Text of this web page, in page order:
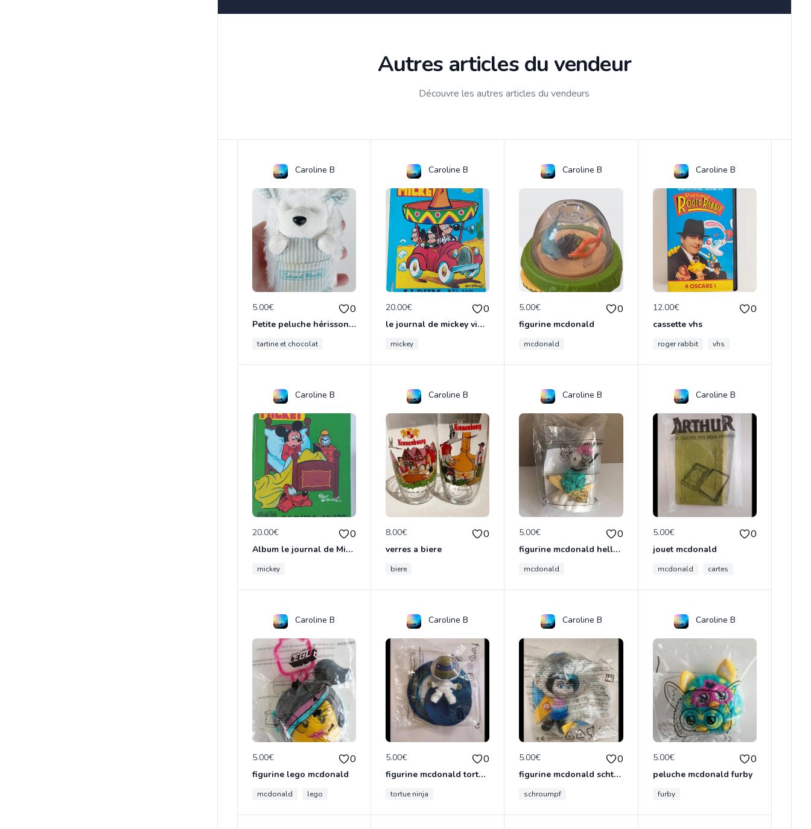
Autres articles du vendeur
Découvre les autres articles du vendeurs
Caroline B
5.00€ 0
Petite peluche hérisson vintage tartine et chocolat
tartine et chocolat
Caroline B
20.00€ 0
le journal de mickey vintage
mickey
Caroline B
5.00€ 0
figurine mcdonald
mcdonald
Caroline B
12.00€ 0
cassette vhs
roger rabbit vhs
Caroline B
20.00€ 0
Album le journal de Mickey vintage ancien
mickey
Caroline B
8.00€ 0
verres a biere
biere
Caroline B
5.00€ 0
figurine mcdonald hello kitty
mcdonald
Caroline B
5.00€ 0
jouet mcdonald
mcdonald cartes
Caroline B
5.00€ 0
figurine lego mcdonald
mcdonald lego
Caroline B
5.00€ 0
figurine mcdonald tortue ninja
tortue ninja
Caroline B
5.00€ 0
figurine mcdonald schtroumpf
schroumpf
Caroline B
5.00€ 0
peluche mcdonald furby
furby